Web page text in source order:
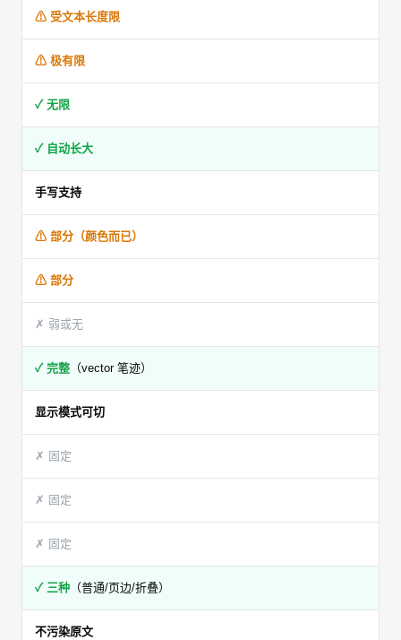
⚠ 受文本长度限
⚠ 极有限
✓ 无限
✓ 自动长大
手写支持
⚠ 部分（颜色而已）
⚠ 部分
✗ 弱或无
✓ 完整 （vector 笔迹）
显示模式可切
✗ 固定
✗ 固定
✗ 固定
✓ 三种 （普通/页边/折叠）
不污染原文